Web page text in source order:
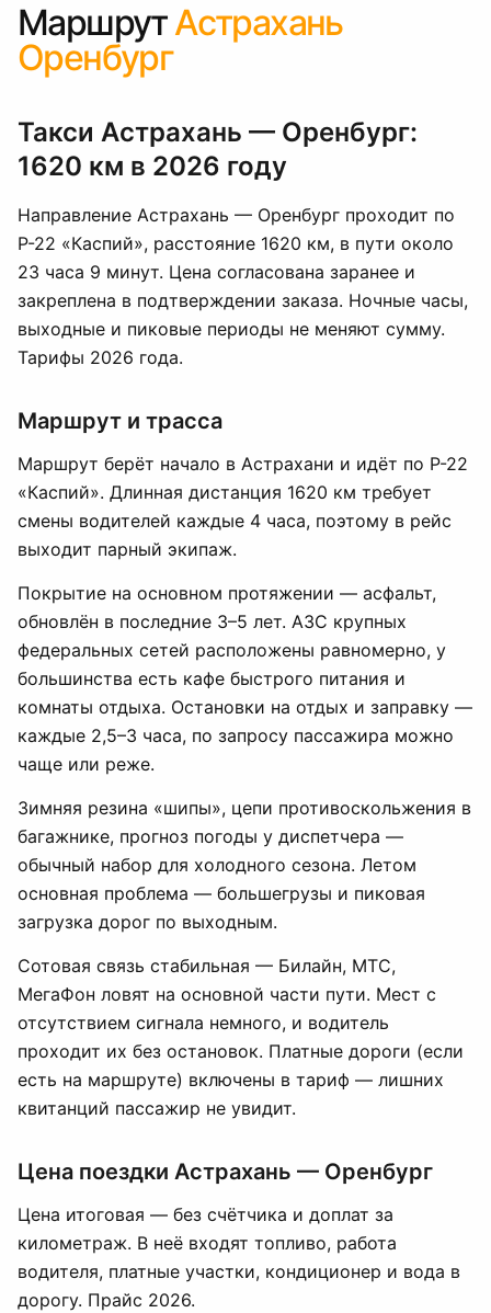
МаршрутАстрахань
Оренбург
Такси Астрахань — Оренбург:
1620 км в 2026 году
Направление Астрахань — Оренбург проходит по
Р-22 «Каспий», расстояние 1620 км, в пути около
23 часа 9 минут. Цена согласована заранее и
закреплена в подтверждении заказа. Ночные часы,
выходные и пиковые периоды не меняют сумму.
Тарифы 2026 года.
Маршрут и трасса
Маршрут берёт начало в Астрахани и идёт по Р-22
«Каспий». Длинная дистанция 1620 км требует
смены водителей каждые 4 часа, поэтому в рейс
выходит парный экипаж.
Покрытие на основном протяжении — асфальт,
обновлён в последние 3–5 лет. АЗС крупных
федеральных сетей расположены равномерно, у
большинства есть кафе быстрого питания и
комнаты отдыха. Остановки на отдых и заправку —
каждые 2,5–3 часа, по запросу пассажира можно
чаще или реже.
Зимняя резина «шипы», цепи противоскольжения в
багажнике, прогноз погоды у диспетчера —
обычный набор для холодного сезона. Летом
основная проблема — большегрузы и пиковая
загрузка дорог по выходным.
Сотовая связь стабильная — Билайн, МТС,
МегаФон ловят на основной части пути. Мест с
отсутствием сигнала немного, и водитель
проходит их без остановок. Платные дороги (если
есть на маршруте) включены в тариф — лишних
квитанций пассажир не увидит.
Цена поездки Астрахань — Оренбург
Цена итоговая — без счётчика и доплат за
километраж. В неё входят топливо, работа
водителя, платные участки, кондиционер и вода в
дорогу. Прайс 2026.